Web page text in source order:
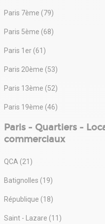
Paris 7ème (79)
Paris 5ème (68)
Paris 1er (61)
Paris 20ème (53)
Paris 13ème (52)
Paris 19ème (46)
Paris - Quartiers -
commerciaux
QCA (21)
Batignolles (19)
République (18)
Saint - Lazare (11)